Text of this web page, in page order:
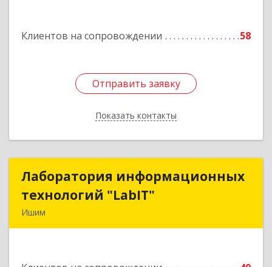
Клиентов на сопровождении 58
Отправить заявку
Показать контакты
Подробнее
Отправить заявку
Назад
Лаборатория информационных
технологий "LabIT"
Ишим
Лаборатория информационных
технологий "LabIT"